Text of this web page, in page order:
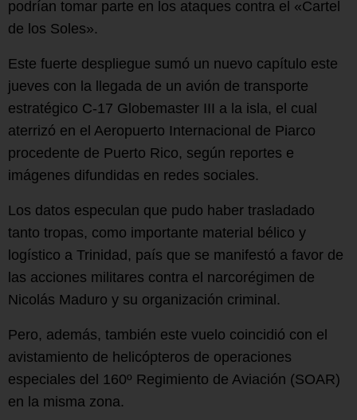
podrían tomar parte en los ataques contra el «Cartel
de los Soles».
Este fuerte despliegue sumó un nuevo capítulo este
jueves con la llegada de un avión de transporte
estratégico C-17 Globemaster III a la isla, el cual
aterrizó en el Aeropuerto Internacional de Piarco
procedente de Puerto Rico, según reportes e
imágenes difundidas en redes sociales.
Los datos especulan que pudo haber trasladado
tanto tropas, como importante material bélico y
logístico a Trinidad, país que se manifestó a favor de
las acciones militares contra el narcorégimen de
Nicolás Maduro y su organización criminal.
Pero, además, también este vuelo coincidió con el
avistamiento de helicópteros de operaciones
especiales del 160º Regimiento de Aviación (SOAR)
en la misma zona.